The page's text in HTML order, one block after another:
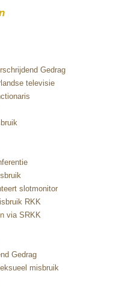
Gedrag
televisie
slotmonitor
RKK
via SRKK
Gedrag
misbruik